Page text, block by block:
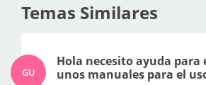
Temas Similares
GU
Hola necesito ayuda
unos manuales para el